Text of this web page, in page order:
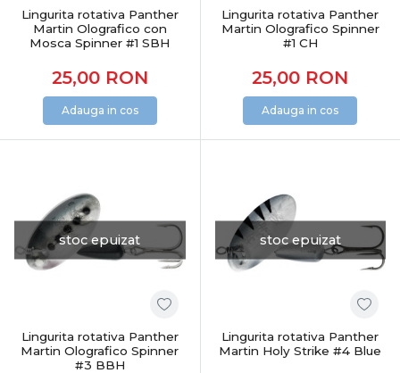
Nălucile sunt cheia pescuitului activ și spectaculos.
Alegerea corectă îți oferă control, adaptabilitate și șanse
Lingurita rotativa Panther
Martin Olografico con
Mosca Spinner #1 SBH
25,00 RON
Adauga in cos
Lingurita rotativa Panther
Martin Olografico Spinner
#1 CH
25,00 RON
Adauga in cos
stoc epuizat
Lingurita rotativa Panther
Martin Olografico Spinner
#3 BBH
stoc epuizat
Lingurita rotativa Panther
Martin Holy Strike #4 Blue